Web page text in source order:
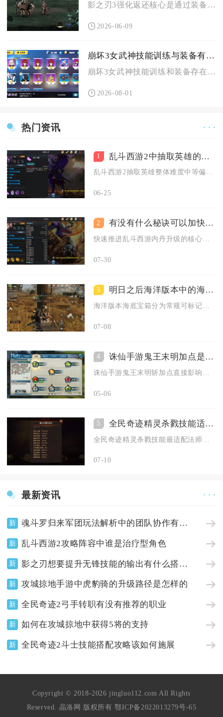
影之刃3强化返还核心是通过装备分解、系统回收与特殊道具三类路...
2026-06-09
崩坏3女武神技能训练与装备有关吗
崩坏3女武神技能训练和装备存在极强的双向关联，装备不仅会改变...
2026-08-01
热门资讯 · · ·
1 乱斗西游2中抽取英雄的难度如何
乱斗西游2抽取英雄整体难度中等偏上，低星易得、高星极难，普通...
06-25
2 有没有什么秘诀可以加快乱斗西游内丹的升级进程
快速推进乱斗西游内丹升级的核心秘诀在于打通稳定资源获取渠道、...
07-30
3 明日之后海洋版本中的海底宝箱放在哪儿
07-08
4 诛仙手游鬼王末明加点是否会影响游戏进程
05-06
5 全民奇迹精灵杀戮技能适合哪种职业使用
07-10
最新资讯 · · ·
新 魂斗罗归来军团玩法解析中的团队协作有何关键
新 乱斗西游2攻略阵容中谁是治疗型角色
新 影之刃想要提升无锋技能的输出有什么搭配建议
新 攻城掠地手游中虎豹骑的升级路径是怎样的
新 全民奇迹2弓手转职有没有推荐的职业
新 如何在攻城掠地中获得5将的支持
新 全民奇迹2斗士技能搭配攻略该如何施展
Copyright © 2018-2026 jingluo112.com All Rights
Reserved. 晶洛网 版权所有 鄂ICP备2022013279号-65